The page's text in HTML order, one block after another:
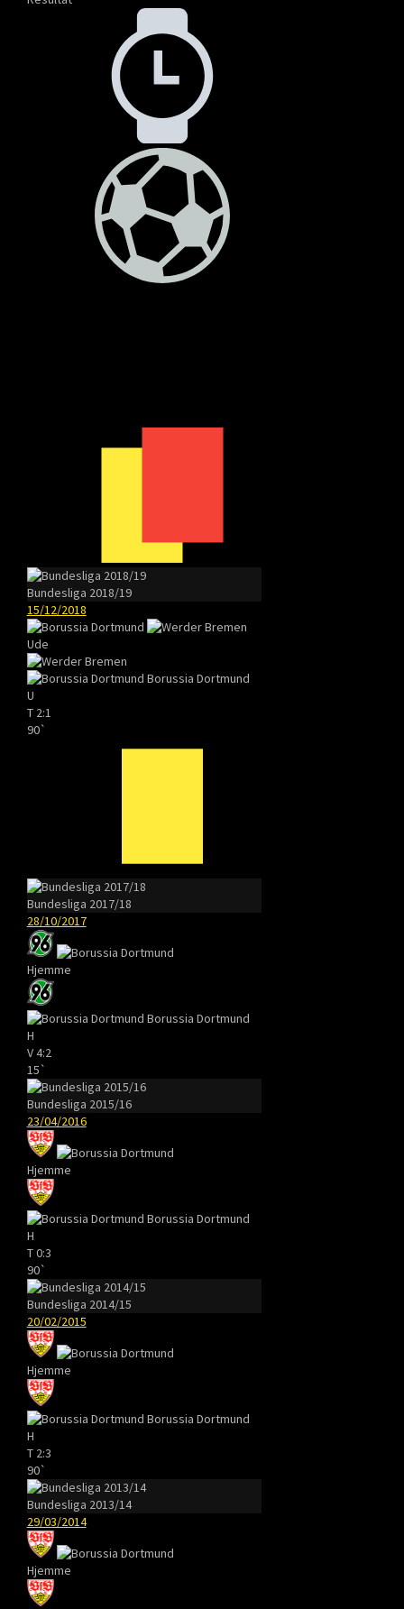
Bundesliga 2018/19
15/12/2018
Ude
Borussia Dortmund
U
T 2:1
90`
Bundesliga 2017/18
28/10/2017
Hjemme
Borussia Dortmund
H
V4:2
15`
Bundesliga 2015/16
23/04/2016
Hjemme
Borussia Dortmund
H
T0:3
90`
Bundesliga 2014/15
20/02/2015
Hjemme
Borussia Dortmund
H
T 2:3
90`
Bundesliga 2013/14
29/03/2014
Hjemme